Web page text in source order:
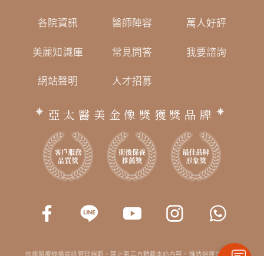
各院資訊 醫師陣容 萬人好評
美麗知識庫 常見問答 我要諮詢
網站聲明 人才招募
亞太醫美金像獎獲獎品牌
依據醫療機構資訊管理規範，禁止第三方轉載本站內容。惟透過搜尋